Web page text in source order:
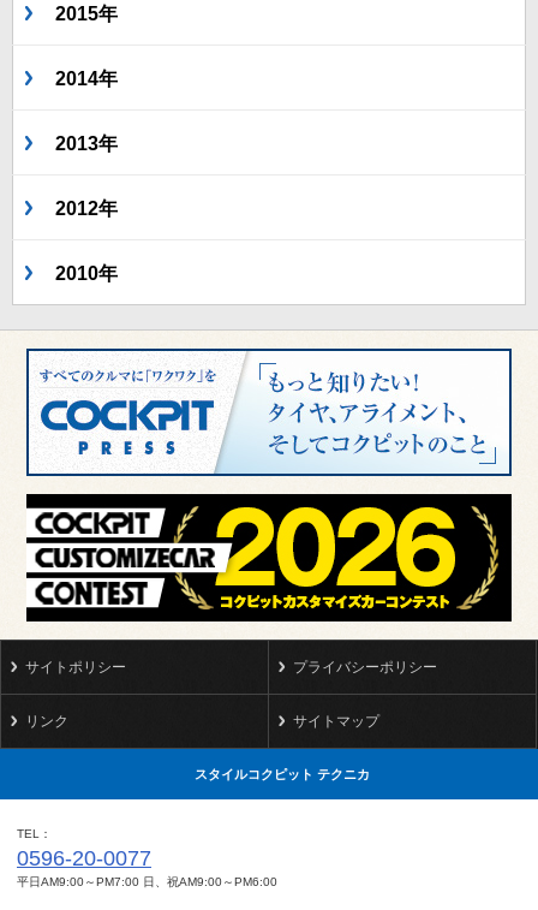
2015年
2014年
2013年
2012年
2010年
サイトポリシー プライバシーポリシー
リンク サイトマップ
スタイルコクピット テクニカ
TEL
0596-20-0077
平日AM9:00～PM7:00 日、祝AM9:00～PM6:00